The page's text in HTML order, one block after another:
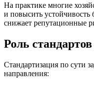
На практике многие
и повысить устойчивость
снижает репутационные
Роль
Стандартизация по сути
направления: